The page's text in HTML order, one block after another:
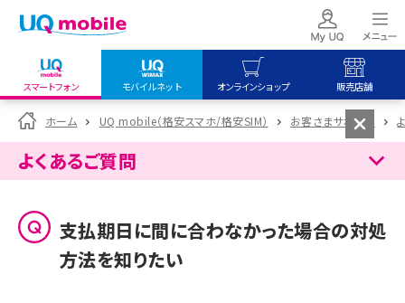
スマートフォン モバイルネット オンラインショップ 販売店舗
my UQ WiMAX
UQ WiMAX ご契約の方
My UQ mobile
UQ mobile
データチャージサイト
UQ mobile
オンラインショップ
UQ WiMAX
UQ mobile
販売店舗
UQ WiMAX
ホーム UQ mobile（格安スマホ/格安SIM） お客さまサポート
よくあるご質問
支払期日に間に合わなかった場合の対処
方法を知りたい